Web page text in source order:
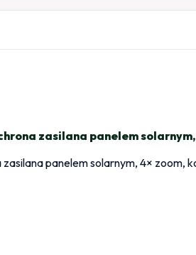
zasilana panelem